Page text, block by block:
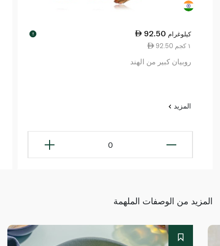
92.50 كيلوغرام !
92.50 ١ كجم
روبيان كبير من الهند
المزيد
0
المزيد من الوصفات الملهمة